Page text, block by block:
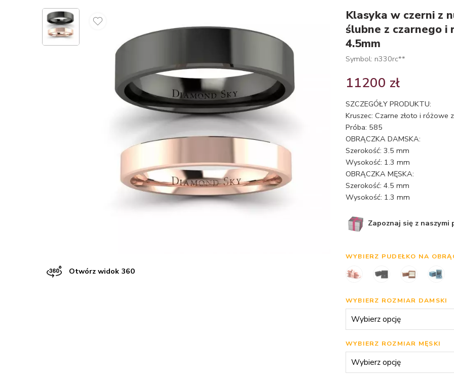
Otwórz widok 360
Klasyka w czerni z
ślubne z czarnego i
4.5mm
Symbol: n330rc**
11200 zł
SZCZEGÓŁY PRODUKTU:
Kruszec: Czarne złoto i różowe
Próba: 585
OBRĄCZKA DAMSKA:
Szerokość: 3.5 mm
Wysokość: 1.3 mm
OBRĄCZKA MĘSKA:
Szerokość: 4.5 mm
Wysokość: 1.3 mm
Zapoznaj się z naszymi
WYBIERZ PUDEŁKO NA
WYBIERZ ROZMIAR DAMSKI
WYBIERZ ROZMIAR MĘSKI